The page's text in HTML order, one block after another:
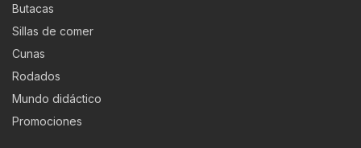
Butacas
Sillas de comer
Cunas
Rodados
Mundo didáctico
Promociones